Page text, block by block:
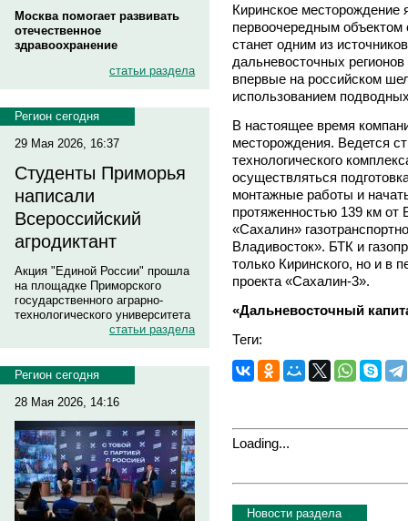
Москва помогает развивать
отечественное
здравоохранение
статьи раздела
Регион сегодня
29 Мая 2026, 16:37
Студенты Приморья
написали
Всероссийский
агродиктант
Акция "Единой России" прошла
на площадке Приморского
государственного аграрно-
технологического университета
статьи раздела
Регион сегодня
28 Мая 2026, 14:16
Киринское месторождение
первоочередным
станет одним из
дальневосточных
впервые на российском
использованием
В настоящее время
месторождения. Ведется
технологического
осуществляться
монтажные работы и
протяженностью 139 км от
«Сахалин»
Владивосток». БТК и
только Киринского, но и в
проекта «Сахалин-3».
«Дальневосточный
Теги:
Loading...
Новости раздела